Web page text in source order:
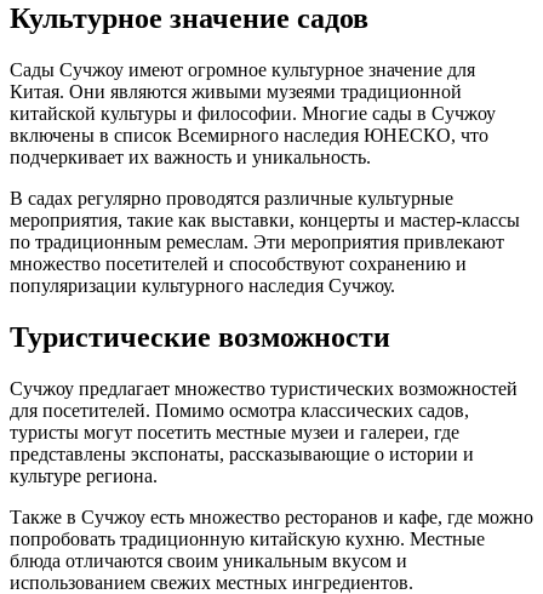
Культурное значение садов
Сады Сучжоу имеют огромное культурное значение для
Китая. Они являются живыми музеями традиционной
китайской культуры и философии. Многие сады в Сучжоу
включены в список Всемирного наследия ЮНЕСКО, что
подчеркивает их важность и уникальность.
В садах регулярно проводятся различные культурные
мероприятия, такие как выставки, концерты и мастер-классы
по традиционным ремеслам. Эти мероприятия привлекают
множество посетителей и способствуют сохранению и
популяризации культурного наследия Сучжоу.
Туристические возможности
Сучжоу предлагает множество туристических возможностей
для посетителей. Помимо осмотра классических садов,
туристы могут посетить местные музеи и галереи, где
представлены экспонаты, рассказывающие о истории и
культуре региона.
Также в Сучжоу есть множество ресторанов и кафе, где можно
попробовать традиционную китайскую кухню. Местные
блюда отличаются своим уникальным вкусом и
использованием свежих местных ингредиентов.